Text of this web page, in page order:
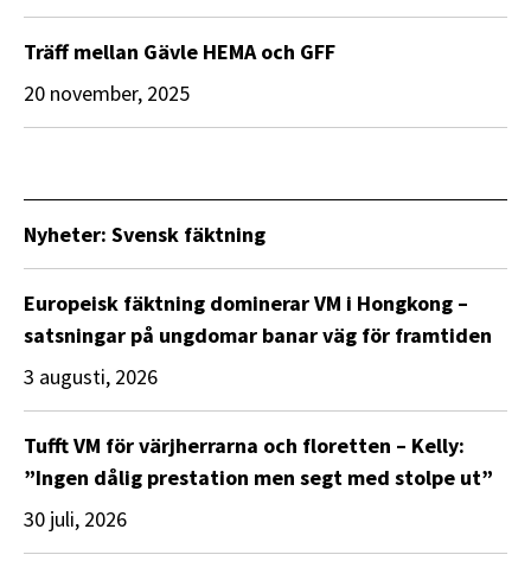
Träff mellan Gävle HEMA och GFF
20 november, 2025
Nyheter: Svensk fäktning
Europeisk fäktning dominerar VM i Hongkong –
satsningar på ungdomar banar väg för framtiden
3 augusti, 2026
Tufft VM för värjherrarna och floretten – Kelly:
”Ingen dålig prestation men segt med stolpe ut”
30 juli, 2026